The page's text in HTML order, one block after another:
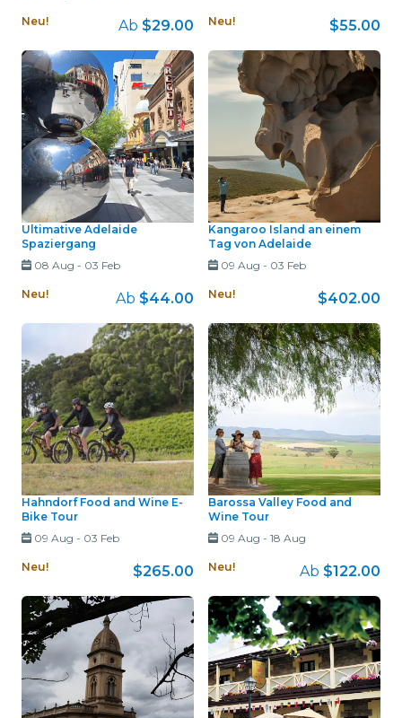
Neu! Ab $29.00 Neu! $55.00
Ultimative Adelaide
Spaziergang
08 Aug - 03 Feb
Neu! Ab $44.00
Kangaroo Island an einem
Tag von Adelaide
09 Aug - 03 Feb
Neu! $402.00
Hahndorf Food and Wine E-
Bike Tour
09 Aug - 03 Feb
Neu! $265.00
Barossa Valley Food and
Wine Tour
09 Aug - 18 Aug
Neu! Ab $122.00